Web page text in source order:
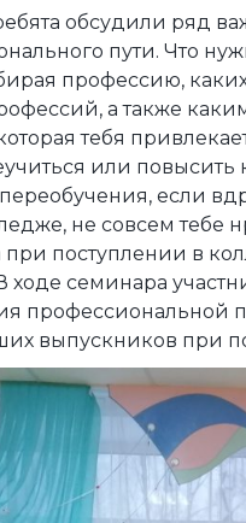
обсудили ряд
пути. Что
профессию,
а также
тебя
или повысить
если
не совсем тебе
при поступлении в
В ходе семинара
профессиональной
выпускников при